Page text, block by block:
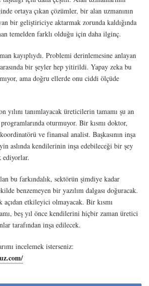
ortaya çıkan çözümler, bir alan uzmanının
bir geliştiriciye aktarmak zorunda kaldığında
temelden farklı olduğu için daha ilginç.
kayıplıydı. Problemi derinlemesine anlayan
bir şeyler hep yitirildi. Yapay zeka bu
ama doğru ellerde onu ciddi ölçüde
yılını tanımlayacak üreticilerin tamamı şu an
oturmuyor. Bir kısmı doktor,
ve finansal analist. Başkasının inşa
aslında kendilerinin inşa edebileceği bir şey
ediyorlar.
bu farkındalık, sektörün şimdiye kadar
benzemeyen bir yazılım dalgası doğuracak.
etkileyici olmayacak. Bir kısmı
beş yıl önce kendilerini hiçbir zaman üretici
tarafından inşa edilecek.
incelemek isterseniz: